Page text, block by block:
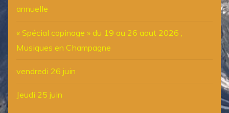
annuelle
« Spécial copinage » du 19 au 26 aout 2026 ;
Musiques en Champagne
vendredi 26 juin
Jeudi 25 juin